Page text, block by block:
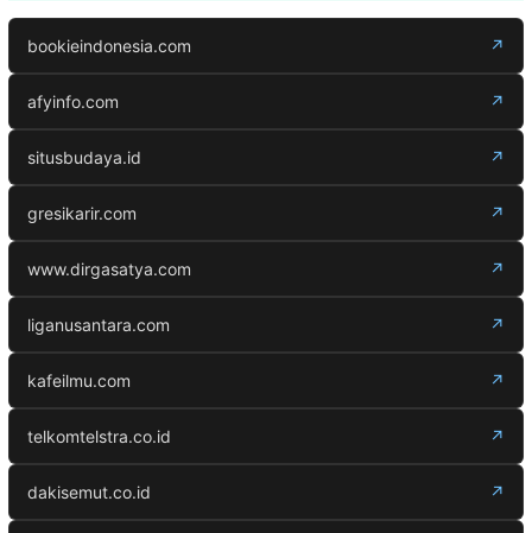
bookieindonesia.com ↗
afyinfo.com ↗
situsbudaya.id ↗
gresikarir.com ↗
www.dirgasatya.com ↗
liganusantara.com ↗
kafeilmu.com ↗
telkomtelstra.co.id ↗
dakisemut.co.id ↗